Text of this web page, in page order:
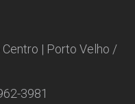
Centro | Porto Velho /
3981